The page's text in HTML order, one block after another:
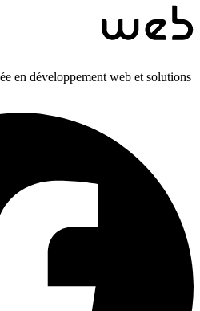
en développement web et solutions